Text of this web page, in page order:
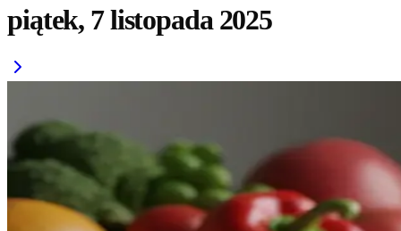
piątek, 7 listopada 2025